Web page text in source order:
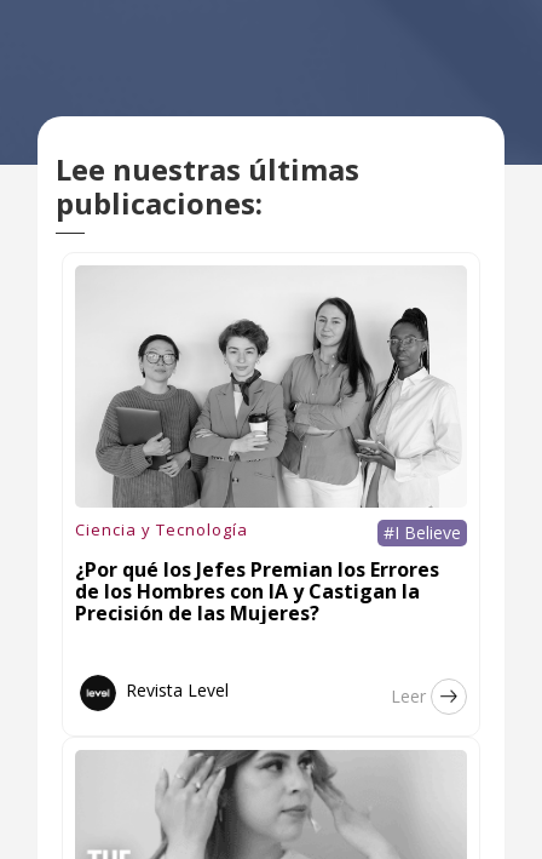
Lee nuestras últimas
publicaciones:
Ciencia y Tecnología #I Believe
¿Por qué los Jefes Premian los Errores
de los Hombres con IA y Castigan la
Precisión de las Mujeres?
Revista Level Leer